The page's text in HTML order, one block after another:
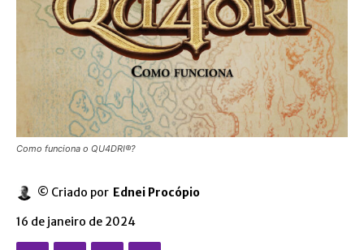
Como funciona o QU4DRI®?
© Criado por Ednei Procópio
16 de janeiro de 2024